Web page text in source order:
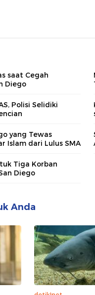
saat Cegah
Diego
Polisi Selidiki
yang Tewas
Islam dari Lulus SMA
Tiga Korban
Diego
Anda